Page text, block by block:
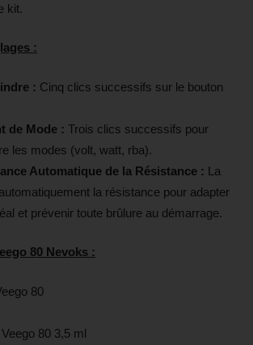
kit.
:
: Cinq clics successifs sur le bouton
de Mode : Trois clics successifs pour
les modes (volt, watt, rba).
Automatique de la Résistance : La
la résistance pour adapter
et prévenir toute brûlure au démarrage.
80 Nevoks :
80
80 3,5 ml